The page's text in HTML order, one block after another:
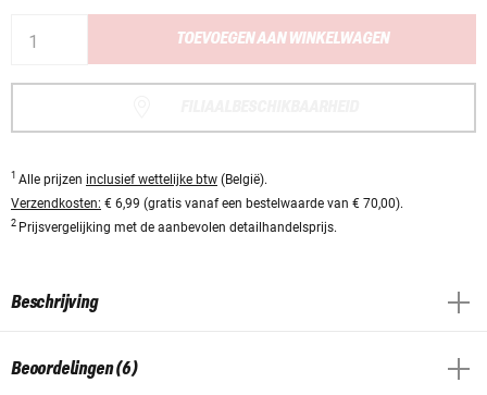
TOEVOEGEN AAN WINKELWAGEN
1 Alle prijzen inclusief wettelijke btw (België).
Verzendkosten: € 6,99 (gratis vanaf een bestelwaarde van € 70,00).
2 Prijsvergelijking met de aanbevolen detailhandelsprijs.
Beschrijving
Beoordelingen (6)